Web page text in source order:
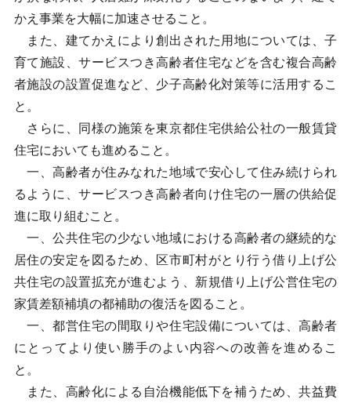
かえ事業を大幅に加速させること。
また、建てかえにより創出された用地については、子
育て施設、サービスつき高齢者住宅などを含む複合高齢
者施設の設置促進など、少子高齢化対策等に活用するこ
と。
さらに、同様の施策を東京都住宅供給公社の一般賃貸
住宅においても進めること。
一、高齢者が住みなれた地域で安心して住み続けられ
るように、サービスつき高齢者向け住宅の一層の供給促
進に取り組むこと。
一、公共住宅の少ない地域における高齢者の継続的な
居住の安定を図るため、区市町村がとり行う借り上げ公
共住宅の設置拡充が進むよう、新規借り上げ公営住宅の
家賃差額補填の都補助の復活を図ること。
一、都営住宅の間取りや住宅設備については、高齢者
にとってより使い勝手のよい内容への改善を進めるこ
と。
また、高齢化による自治機能低下を補うため、共益費